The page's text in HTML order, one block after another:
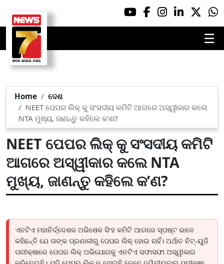
☰
Home
ଦେଶ
NEET ପେପର ଲିକ୍ କୁ ସଂସଦୀୟ କମିଟି ଆଗରେ ଅସ୍ୱୀକାର କଲେ
NTA ମୁଖ୍ୟ, ଜାଣନ୍ତୁ କହିଲେ କ’ଣ?
NEET ପେପର ଲିକ୍ କୁ ସଂସଦୀୟ କମିଟି
ଆଗରେ ଅସ୍ୱୀକାର କଲେ NTA
ମୁଖ୍ୟ, ଜାଣନ୍ତୁ କହିଲେ କ’ଣ?
ଏନଟିଏ ମହାନିର୍ଦ୍ଦେଶକ ଅଭିଷେକ ସିଂହ କମିଟି ଆଗରେ ସ୍ପଷ୍ଟ ଭାବେ
କହିଛନ୍ତି ଯେ ତାଙ୍କ ପ୍ରଣାଳୀରୁ ପେପର ଲିକ୍ ହୋଇ ନାହିଁ। ଅର୍ଥାତ ନିଟ୍-ୟୁଜି
ପରୀକ୍ଷାରେ ପେପର ଲିକ୍ ଅଭିଯୋଗକୁ ଏନଟିଏ ସଫାସଫା ଅସ୍ୱୀକାର